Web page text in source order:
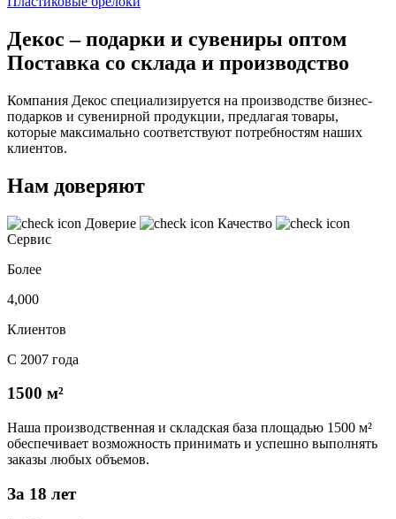
Декос – подарки и сувениры оптом
Поставка со склада и производство
Компания Декос специализируется на производстве бизнес-
подарков и сувенирной продукции, предлагая товары,
которые максимально соответствуют потребностям наших
клиентов.
Нам доверяют
Доверие
Качество
Сервис
Более
4,000
Клиентов
С 2007 года
1500 м²
Наша производственная и складская база площадью 1500 м²
обеспечивает возможность принимать и успешно выполнять
заказы любых объемов.
За 18 лет